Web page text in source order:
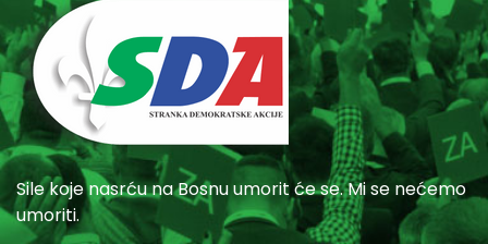
Sile koje nasrću na Bosnu umorit će se. Mi se nećemo
umoriti.